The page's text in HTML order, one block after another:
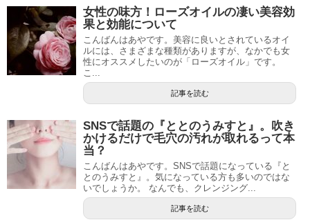
女性の味方！ローズオイルの凄い美容効
果と効能について
こんばんはあやです。美容に良いとされているオイ
ルには、さまざまな種類がありますが、なかでも女
性にオススメしたいのが「ローズオイル」です。
こ...
記事を読む
SNSで話題の『ととのうみすと』。吹き
かけるだけで毛穴の汚れが取れるって本
当？
こんばんはあやです。SNSで話題になっている『と
とのうみすと』。気になっている方も多いのではな
いでしょうか。 なんでも、クレンジング...
記事を読む